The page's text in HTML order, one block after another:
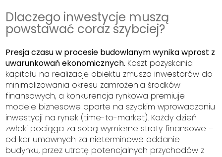
Dlaczego inwestycje muszą
powstawać coraz szybciej?
Presja czasu w procesie budowlanym wynika wprost z
uwarunkowań ekonomicznych. Koszt pozyskania
kapitału na realizację obiektu zmusza inwestorów do
minimalizowania okresu zamrożenia środków
finansowych, a konkurencja rynkowa premiuje
modele biznesowe oparte na szybkim wprowadzaniu
inwestycji na rynek (time-to-market). Każdy dzień
zwłoki pociąga za sobą wymierne straty finansowe –
od kar umownych za nieterminowe oddanie
budynku, przez utratę potencjalnych przychodów z